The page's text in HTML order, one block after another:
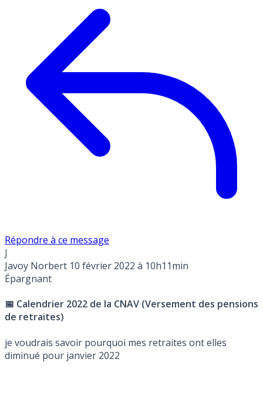
Répondre à ce message
J
Javoy Norbert 10 février 2022 à 10h11min
Épargnant
📅 Calendrier 2022 de la CNAV (Versement des pensions
de retraites)
je voudrais savoir pourquoi mes retraites ont elles
diminué pour janvier 2022